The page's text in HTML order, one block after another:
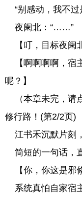
“别感动，我不过
夜阑北：“……”
【叮，目标夜阑
【啊啊啊啊，宿
呢？】
（本章未完，请
修行路！(第2/2页)
江书禾沉默片刻
简短的一句话，
【你，你这是邪
系统真怕自家宿